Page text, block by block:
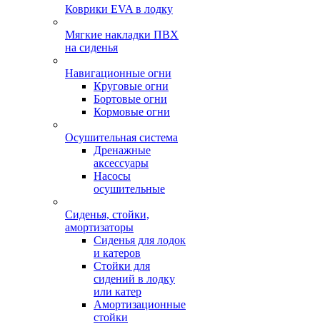
Коврики EVA в лодку
Мягкие накладки ПВХ
на сиденья
Навигационные огни
Круговые огни
Бортовые огни
Кормовые огни
Осушительная система
Дренажные
аксессуары
Насосы
осушительные
Сиденья, стойки,
амортизаторы
Сиденья для лодок
и катеров
Стойки для
сидений в лодку
или катер
Амортизационные
стойки